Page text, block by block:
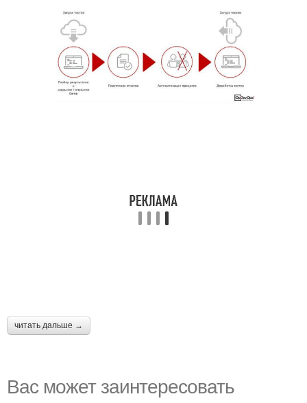
читать дальше →
Вас может заинтересовать